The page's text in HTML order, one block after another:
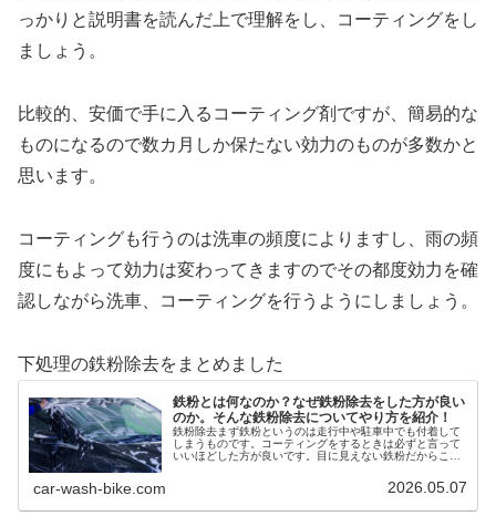
っかりと説明書を読んだ上で理解をし、コーティングをし
ましょう。
比較的、安価で手に入るコーティング剤ですが、簡易的な
ものになるので数カ月しか保たない効力のものが多数かと
思います。
コーティングも行うのは洗車の頻度によりますし、雨の頻
度にもよって効力は変わってきますのでその都度効力を確
認しながら洗車、コーティングを行うようにしましょう。
下処理の鉄粉除去をまとめました
鉄粉とは何なのか？なぜ鉄粉除去をした方が良い
のか。そんな鉄粉除去についてやり方を紹介！
鉄粉除去まず鉄粉というのは走行中や駐車中でも付着して
しまうものです。コーティングをするときは必ずと言って
いいほどした方が良いです。目に見えない鉄粉だからこそ
car-wash-bike.com 2026.05.07